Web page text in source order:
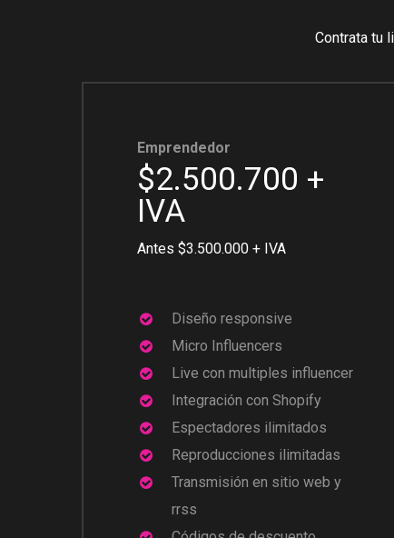
Contrata tu
Emprendedor
$2.500.700 +
IVA
Antes $3.500.000 + IVA
Diseño responsive
Micro Influencers
Live con multiples influencer
Integración con Shopify
Espectadores ilimitados
Reproducciones ilimitadas
Transmisión en sitio web y
rrss